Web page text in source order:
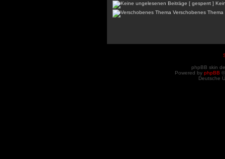
Verschobenes Thema
phpBB skin
Powered by phpBB
Deutsche